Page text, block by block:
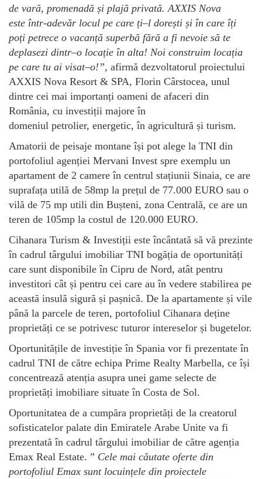
de vară, promenadă și plajă privată. AXXIS Nova
este într-adevăr locul pe care ți–l dorești și în care îți
poți petrece o vacanță superbă fără a fi nevoie să te
deplasezi dintr–o locație în alta! Noi construim locația
pe care tu ai visat–o!”, afirmă dezvoltatorul proiectului
AXXIS Nova Resort & SPA, Florin Cârstocea, unul
dintre cei mai importanți oameni de afaceri din
România, cu investiții majore în
domeniul petrolier, energetic, în agricultură și turism.
Amatorii de peisaje montane își pot alege la TNI din
portofoliul agenției Mervani Invest spre exemplu un
apartament de 2 camere în centrul stațiunii Sinaia, ce are
suprafața utilă de 58mp la prețul de 77.000 EURO sau o
vilă de 75 mp utili din Bușteni, zona Centrală, ce are un
teren de 105mp la costul de 120.000 EURO.
Cihanara Turism & Investiții este încântată să vă prezinte
în cadrul târgului imobiliar TNI bogăția de oportunități
care sunt disponibile în Cipru de Nord, atât pentru
investitori cât și pentru cei care au în vedere stabilirea pe
această insulă sigură și pașnică. De la apartamente și vile
până la parcele de teren, portofoliul Cihanara deține
proprietăți ce se potrivesc tuturor intereselor și bugetelor.
Oportunitățile de investiție în Spania vor fi prezentate în
cadrul TNI de către echipa Prime Realty Marbella, ce își
concentrează atenția asupra unei game selecte de
proprietăți imobiliare situate în Costa de Sol.
Oportunitatea de a cumpăra proprietăți de la creatorul
sofisticatelor palate din Emiratele Arabe Unite va fi
prezentată în cadrul târgului imobiliar de către agenția
Emax Real Estate. ” Cele mai căutate oferte din
portofoliul Emax sunt locuințele din proiectele